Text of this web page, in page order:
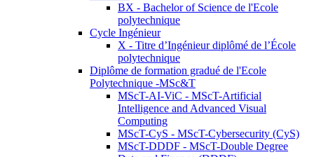
BX - Bachelor of Science de l'Ecole
polytechnique
Cycle Ingénieur
X - Titre d’Ingénieur diplômé de l’École
polytechnique
Diplôme de formation gradué de l'Ecole
Polytechnique -MSc&T
MScT-AI-ViC - MScT-Artificial
Intelligence and Advanced Visual
Computing
MScT-CyS - MScT-Cybersecurity (CyS)
MScT-DDDF - MScT-Double Degree